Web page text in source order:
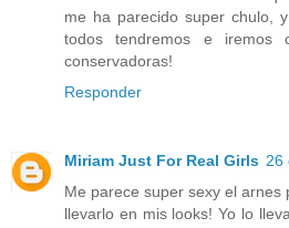
me ha parecido super chulo,
todos tendremos e iremos
conservadoras!
Responder
Miriam Just For Real Girls 26
Me parece super sexy el
llevarlo en mis looks! Yo lo